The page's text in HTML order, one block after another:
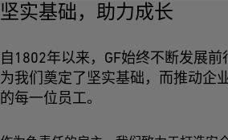
坚实基础，助力成长
自1802年以来，GF始终不断发展
为我们奠定了坚实基础，而推动企
的每一位员工。